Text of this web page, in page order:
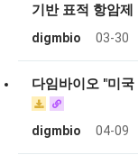
기반 표적 항암제
digmbio 03-30
다임바이오 "미
digmbio 04-09